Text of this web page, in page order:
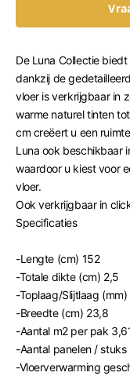
De Luna Collectie
dankzij de
vloer is verkrijgbaar in
warme naturel tinten
cm creëert u een
Luna ook beschikbaar
waardoor u kiest voor
vloer.
Ook verkrijgbaar in
Specificaties
-Lengte (cm) 152
-Totale dikte (cm) 2,5
-Toplaag/Slijtlaag (mm)
-Breedte (cm) 23,8
-Aantal m2 per pak
-Aantal panelen / stuks
-Vloerverwarming